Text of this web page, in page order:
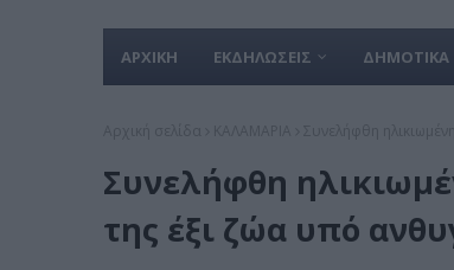
ΑΡΧΙΚΗ ΕΚΔΗΛΩΣΕΙΣ ΔΗΜΟΤΙΚΑ
Συνελήφθη
της έξι ζώα υπό